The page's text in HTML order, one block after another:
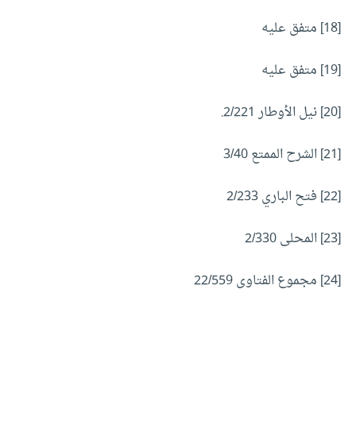
[18] متفق عليه
[19] متفق عليه
[20] نيل الأوطار 2/221.
[21] الشرح الممتع 3/40
[22] فتح الباري 2/233
[23] المحلى 2/330
[24] مجموع الفتاوى 22/559